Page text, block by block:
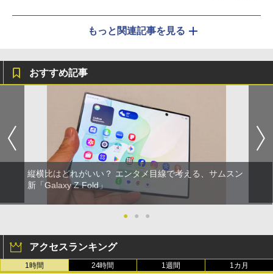
もっと関連記事を見る
おすすめ記事
縦横比はどれがいい？ エンタメ目線で考える、サムスン
新「Galaxy Z Fold」
● ● ●
アクセスランキング
1時間 24時間 1週間 1カ月